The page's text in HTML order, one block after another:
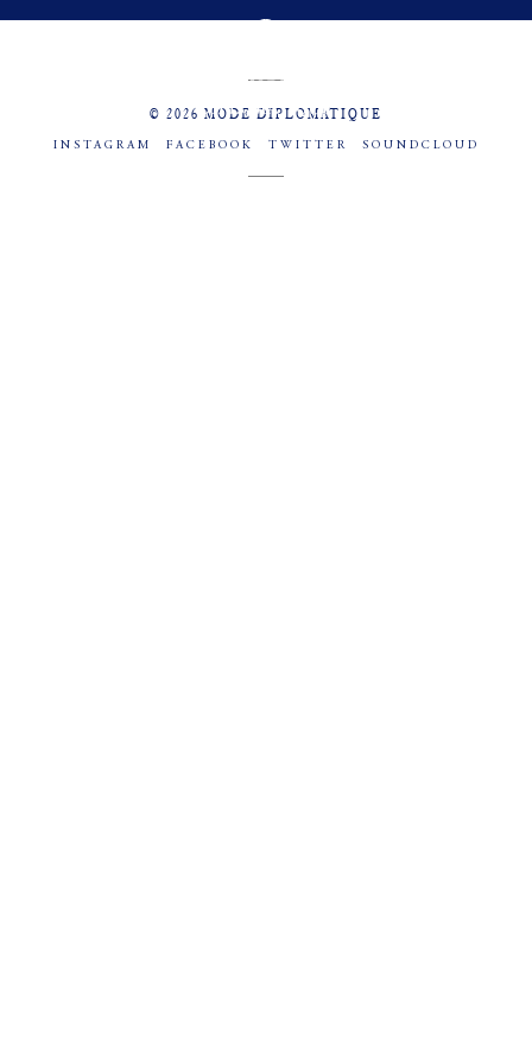
© 2026 MODE DIPLOMATIQUE
INSTAGRAM FACEBOOK TWITTER SOUNDCLOUD